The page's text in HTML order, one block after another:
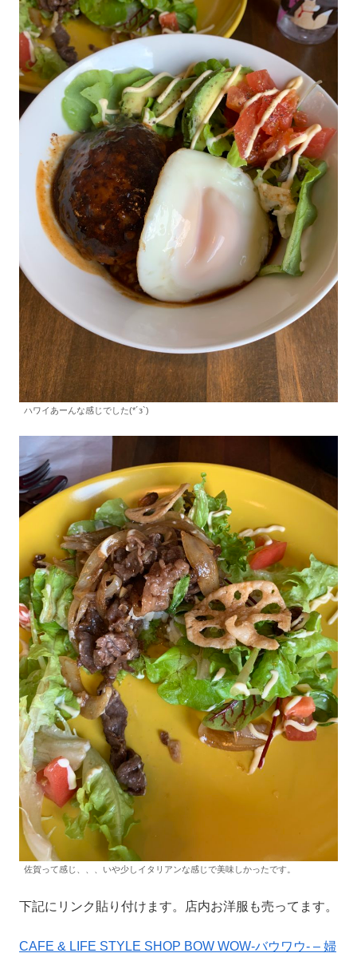
ハワイあーんな感じでした(*´з`)
佐賀って感じ、、、いや少しイタリアンな感じで美味しかったです。
下記にリンク貼り付けます。店内お洋服も売ってます。
CAFE & LIFE STYLE SHOP BOW WOW-バウワウ- – 婦